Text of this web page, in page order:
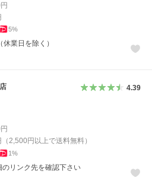
円
5%
業日を除く）
4.39
円
（ 2,500円以上で送料無料）
1%
リンク先を確認下さい